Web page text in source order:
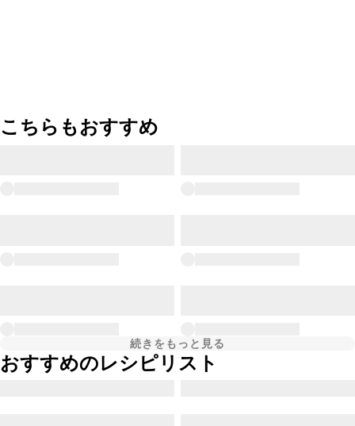
こちらもおすすめ
続きをもっと見る
おすすめのレシピリスト